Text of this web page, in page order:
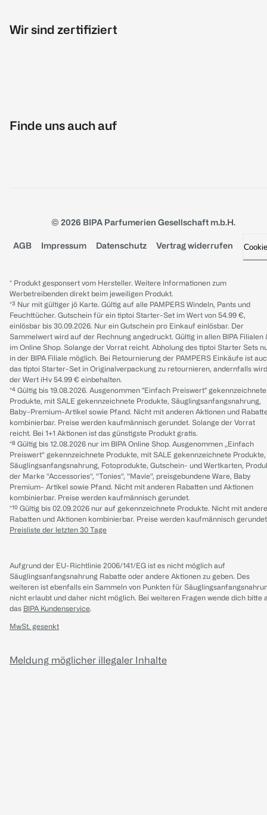
Wir sind zertifiziert
Finde uns auch auf
© 2026 BIPA Parfumerien Gesellschaft m.b.H.
AGB Impressum Datenschutz Vertrag widerrufen
* Produkt gesponsert vom Hersteller. Weitere Informationen zum
Werbetreibenden direkt beim jeweiligen Produkt.
*³ Nur mit gültiger jö Karte. Gültig auf alle PAMPERS Windeln, Pants und
Feuchttücher. Gutschein für ein tiptoi Starter-Set im Wert von 54.99 €,
einlösbar bis 30.09.2026. Nur ein Gutschein pro Einkauf einlösbar. Der
Sammelwert wird auf der Rechnung angedruckt. Gültig in allen BIPA Filialen
im Online Shop. Solange der Vorrat reicht. Abholung des tiptoi Starter Sets
in der BIPA Filiale möglich. Bei Retournierung der PAMPERS Einkäufe ist
das tiptoi Starter-Set in Originalverpackung zu retournieren, andernfalls wird
der Wert iHv 54.99 € einbehalten.
*⁴ Gültig bis 19.08.2026. Ausgenommen "Einfach Preiswert" gekennzeichnete
Produkte, mit SALE gekennzeichnete Produkte, Säuglingsanfangsnahrung,
Baby-Premium-Artikel sowie Pfand. Nicht mit anderen Aktionen und
kombinierbar. Preise werden kaufmännisch gerundet. Solange der Vorrat
reicht. Bei 1+1 Aktionen ist das günstigste Produkt gratis.
*⁸ Gültig bis 12.08.2026 nur im BIPA Online Shop. Ausgenommen „Einfach
Preiswert“ gekennzeichnete Produkte, mit SALE gekennzeichnete Produkte,
Säuglingsanfangsnahrung, Fotoprodukte, Gutschein- und Wertkarten,
der Marke “Accessories“, “Tonies“, “Mavie“, preisgebundene Ware, Baby
Premium- Artikel sowie Pfand. Nicht mit anderen Rabatten und Aktionen
kombinierbar. Preise werden kaufmännisch gerundet.
*¹⁰ Gültig bis 02.09.2026 nur auf gekennzeichnete Produkte. Nicht mit
Rabatten und Aktionen kombinierbar. Preise werden kaufmännisch
Preisliste der letzten 30 Tage
Aufgrund der EU-Richtlinie 2006/141/EG ist es nicht möglich auf
Säuglingsanfangsnahrung Rabatte oder andere Aktionen zu geben. Des
weiteren ist ebenfalls ein Sammeln von Punkten für
nicht erlaubt und daher nicht möglich. Bei weiteren Fragen wende dich bitte
das BIPA Kundenservice.
MwSt. gesenkt
Meldung möglicher illegaler Inhalte